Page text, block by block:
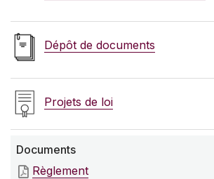
Dépôt de documents
Projets de loi
Documents
Règlement